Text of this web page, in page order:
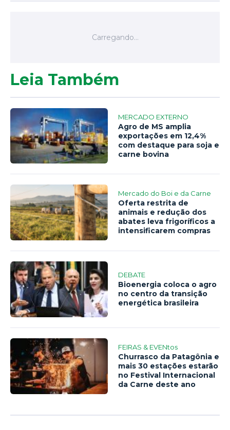
Leia Também
MERCADO EXTERNO
Agro de MS amplia
exportações em 12,4%
com destaque para soja e
carne bovina
Mercado do Boi e da Carne
Oferta restrita de
animais e redução dos
abates leva frigoríficos a
intensificarem compras
DEBATE
Bioenergia coloca o agro
no centro da transição
energética brasileira
FEIRAS & EVENtos
Churrasco da Patagônia e
mais 30 estações estarão
no Festival Internacional
da Carne deste ano